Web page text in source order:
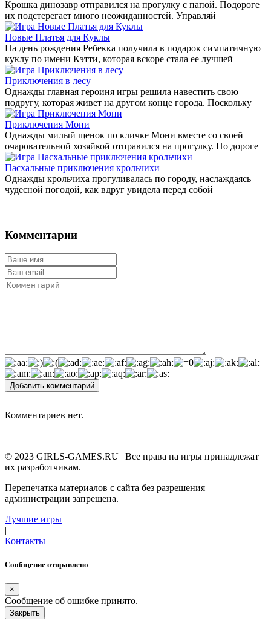
Крошка динозавр отправился на прогулку с папой. Подороге
их подстерегает много неожиданностей. Управляй
Новые Платья для Куклы
На день рождения Ребекка получила в подарок симпатичную
куклу по имени Кэтти, которая вскоре стала ее лучшей
Приключения в лесу
Однажды главная героиня игры решила навестить свою
подругу, которая живет на другом конце города. Поскольку
Приключения Мони
Однажды милый щенок по кличке Мони вместе со своей
очаровательной хозяйкой отправился на прогулку. По дороге
Пасхальные приключения крольчихи
Однажды крольчиха прогуливалась по городу, наслаждаясь
чудесной погодой, как вдруг увидела перед собой
Комментарии
Добавить комментарий
Комментариев нет.
© 2023 GIRLS-GAMES.RU | Все права на игры принадлежат
их разработчикам.
Перепечатка материалов с сайта без разрешения
администрации запрещена.
Лучшие игры
|
Контакты
Сообщение отправлено
×
Сообщение об ошибке принято.
Закрыть